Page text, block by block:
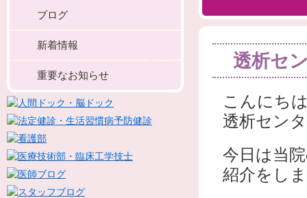
透析セ
こんにち
透析セン
今日は当
紹介をし
ブログ
新着情報
重要なお知らせ